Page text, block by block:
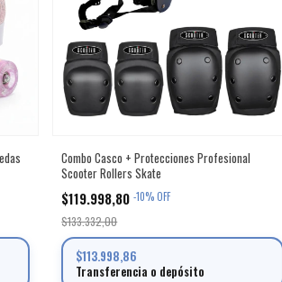
Combo Casco + Protecciones Profesional
Scooter Rollers Skate
$119.998,80-10%OFF
$133.332,00
$113.998,86
Transferencia o depósito